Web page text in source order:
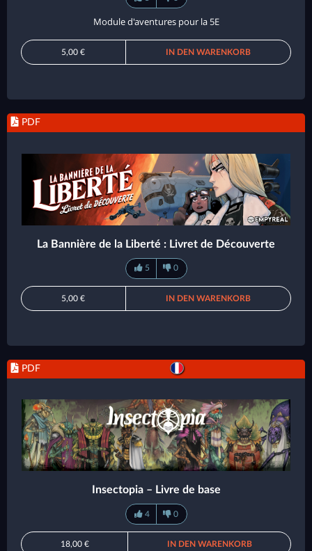
Module d'aventures pour la 5E
5,00 € IN DEN WARENKORB
PDF
La Bannière de la Liberté : Livret de Découverte
5 0
5,00 € IN DEN WARENKORB
PDF
Insectopia – Livre de base
4 0
18,00 € IN DEN WARENKORB